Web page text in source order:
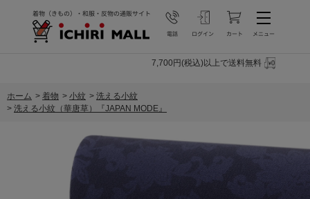
7,700円(税込)以上で送料無料
ホーム > 着物 > 小紋 > 洗える小紋
> 洗える小紋（華唐草）『JAPAN MODE』